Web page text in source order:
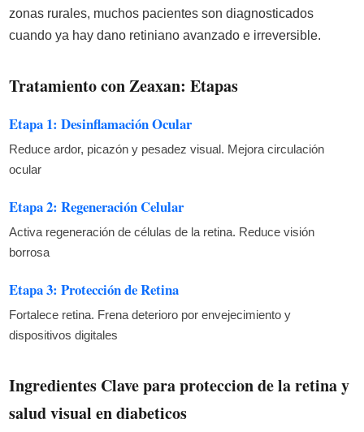
zonas rurales, muchos pacientes son diagnosticados
cuando ya hay dano retiniano avanzado e irreversible.
Tratamiento con Zeaxan: Etapas
Etapa 1: Desinflamación Ocular
Reduce ardor, picazón y pesadez visual. Mejora circulación
ocular
Etapa 2: Regeneración Celular
Activa regeneración de células de la retina. Reduce visión
borrosa
Etapa 3: Protección de Retina
Fortalece retina. Frena deterioro por envejecimiento y
dispositivos digitales
Ingredientes Clave para proteccion de la retina y
salud visual en diabeticos